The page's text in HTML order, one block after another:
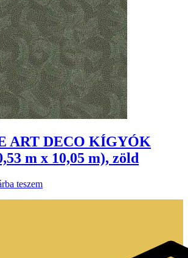
ART DECO KÍGYÓK
m x 10,05 m), zöld
teszem